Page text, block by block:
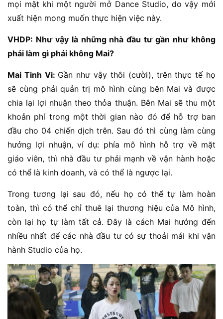
mọi mặt khi một người mở Dance Studio, do vậy mới
xuất hiện mong muốn thực hiện việc này.
VHDP: Như vậy là những nhà đầu tư gần như không
phải làm gì phải không Mai?
Mai Tinh Vi: Gần như vậy thôi (cười), trên thực tế họ
sẽ cùng phải quản trị mô hình cùng bên Mai và được
chia lại lợi nhuận theo thỏa thuận. Bên Mai sẽ thu một
khoản phí trong một thời gian nào đó để hỗ trợ ban
đầu cho 04 chiến dịch trên. Sau đó thì cùng làm cùng
hưởng lợi nhuận, ví dụ: phía mô hình hỗ trợ về mặt
giáo viên, thì nhà đầu tư phải mạnh về vận hành hoặc
có thể là kinh doanh, và có thể là ngược lại.
Trong tương lại sau đó, nếu họ có thể tự làm hoàn
toàn, thì có thể chỉ thuê lại thương hiệu của Mô hình,
còn lại họ tự làm tất cả. Đây là cách Mai hướng đến
nhiều nhất để các nhà đầu tư có sự thoải mái khi vận
hành Studio của họ.